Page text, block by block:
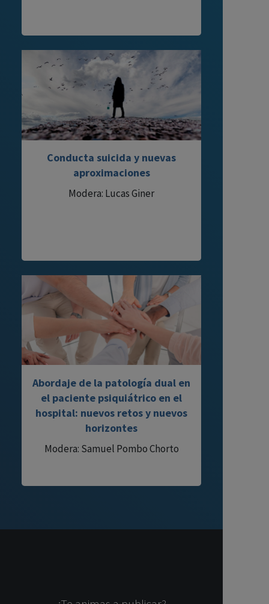
Conducta suicida y nuevas
aproximaciones
Modera: Lucas Giner
Abordaje de la patología dual en
el paciente psiquiátrico en el
hospital: nuevos retos y nuevos
horizontes
Modera: Samuel Pombo Chorto